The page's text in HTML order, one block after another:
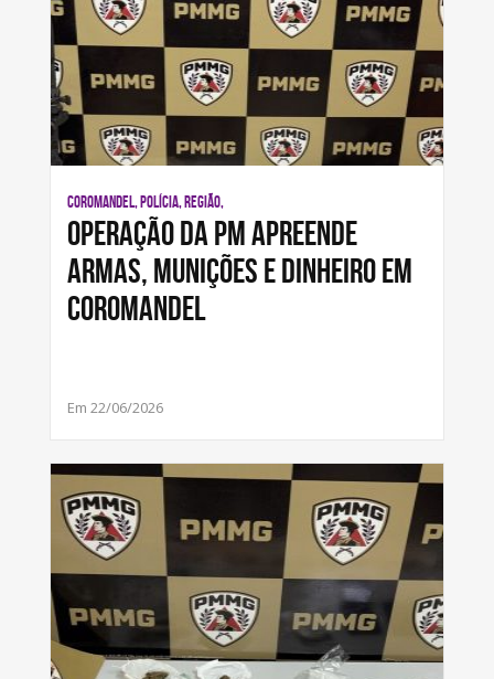
COROMANDEL, POLÍCIA, REGIÃO,
Operação da PM apreende
armas, munições e dinheiro em
Coromandel
Em 22/06/2026